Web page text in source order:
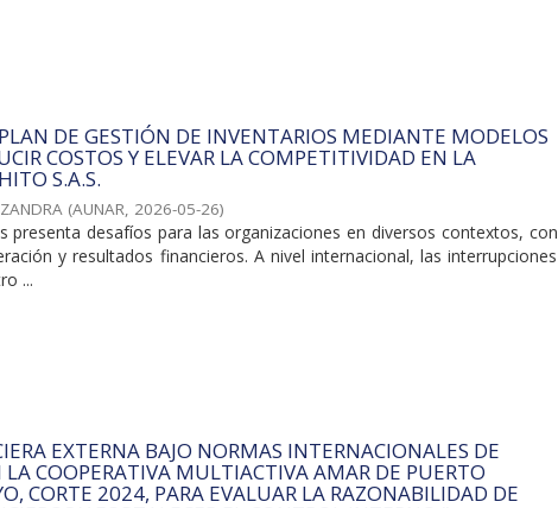
DE GESTIÓN DE INVENTARIOS MEDIANTE MODELOS
COSTOS Y ELEVAR LA COMPETITIVIDAD EN LA
S.A.S.
(AUNAR, 2026-05-26)
presenta desafíos para las organizaciones en diversos contextos, con
y resultados financieros. A nivel internacional, las interrupciones
...
EXTERNA BAJO NORMAS INTERNACIONALES DE
COOPERATIVA MULTIACTIVA AMAR DE PUERTO
CORTE 2024, PARA EVALUAR LA RAZONABILIDAD DE